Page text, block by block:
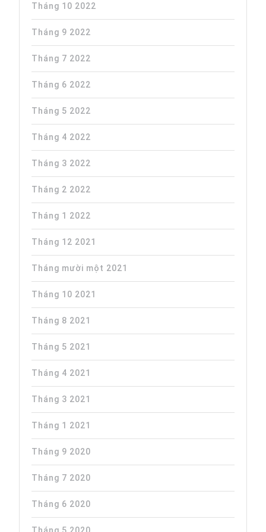
Tháng 10 2022
Tháng 9 2022
Tháng 7 2022
Tháng 6 2022
Tháng 5 2022
Tháng 4 2022
Tháng 3 2022
Tháng 2 2022
Tháng 1 2022
Tháng 12 2021
Tháng mười một 2021
Tháng 10 2021
Tháng 8 2021
Tháng 5 2021
Tháng 4 2021
Tháng 3 2021
Tháng 1 2021
Tháng 9 2020
Tháng 7 2020
Tháng 6 2020